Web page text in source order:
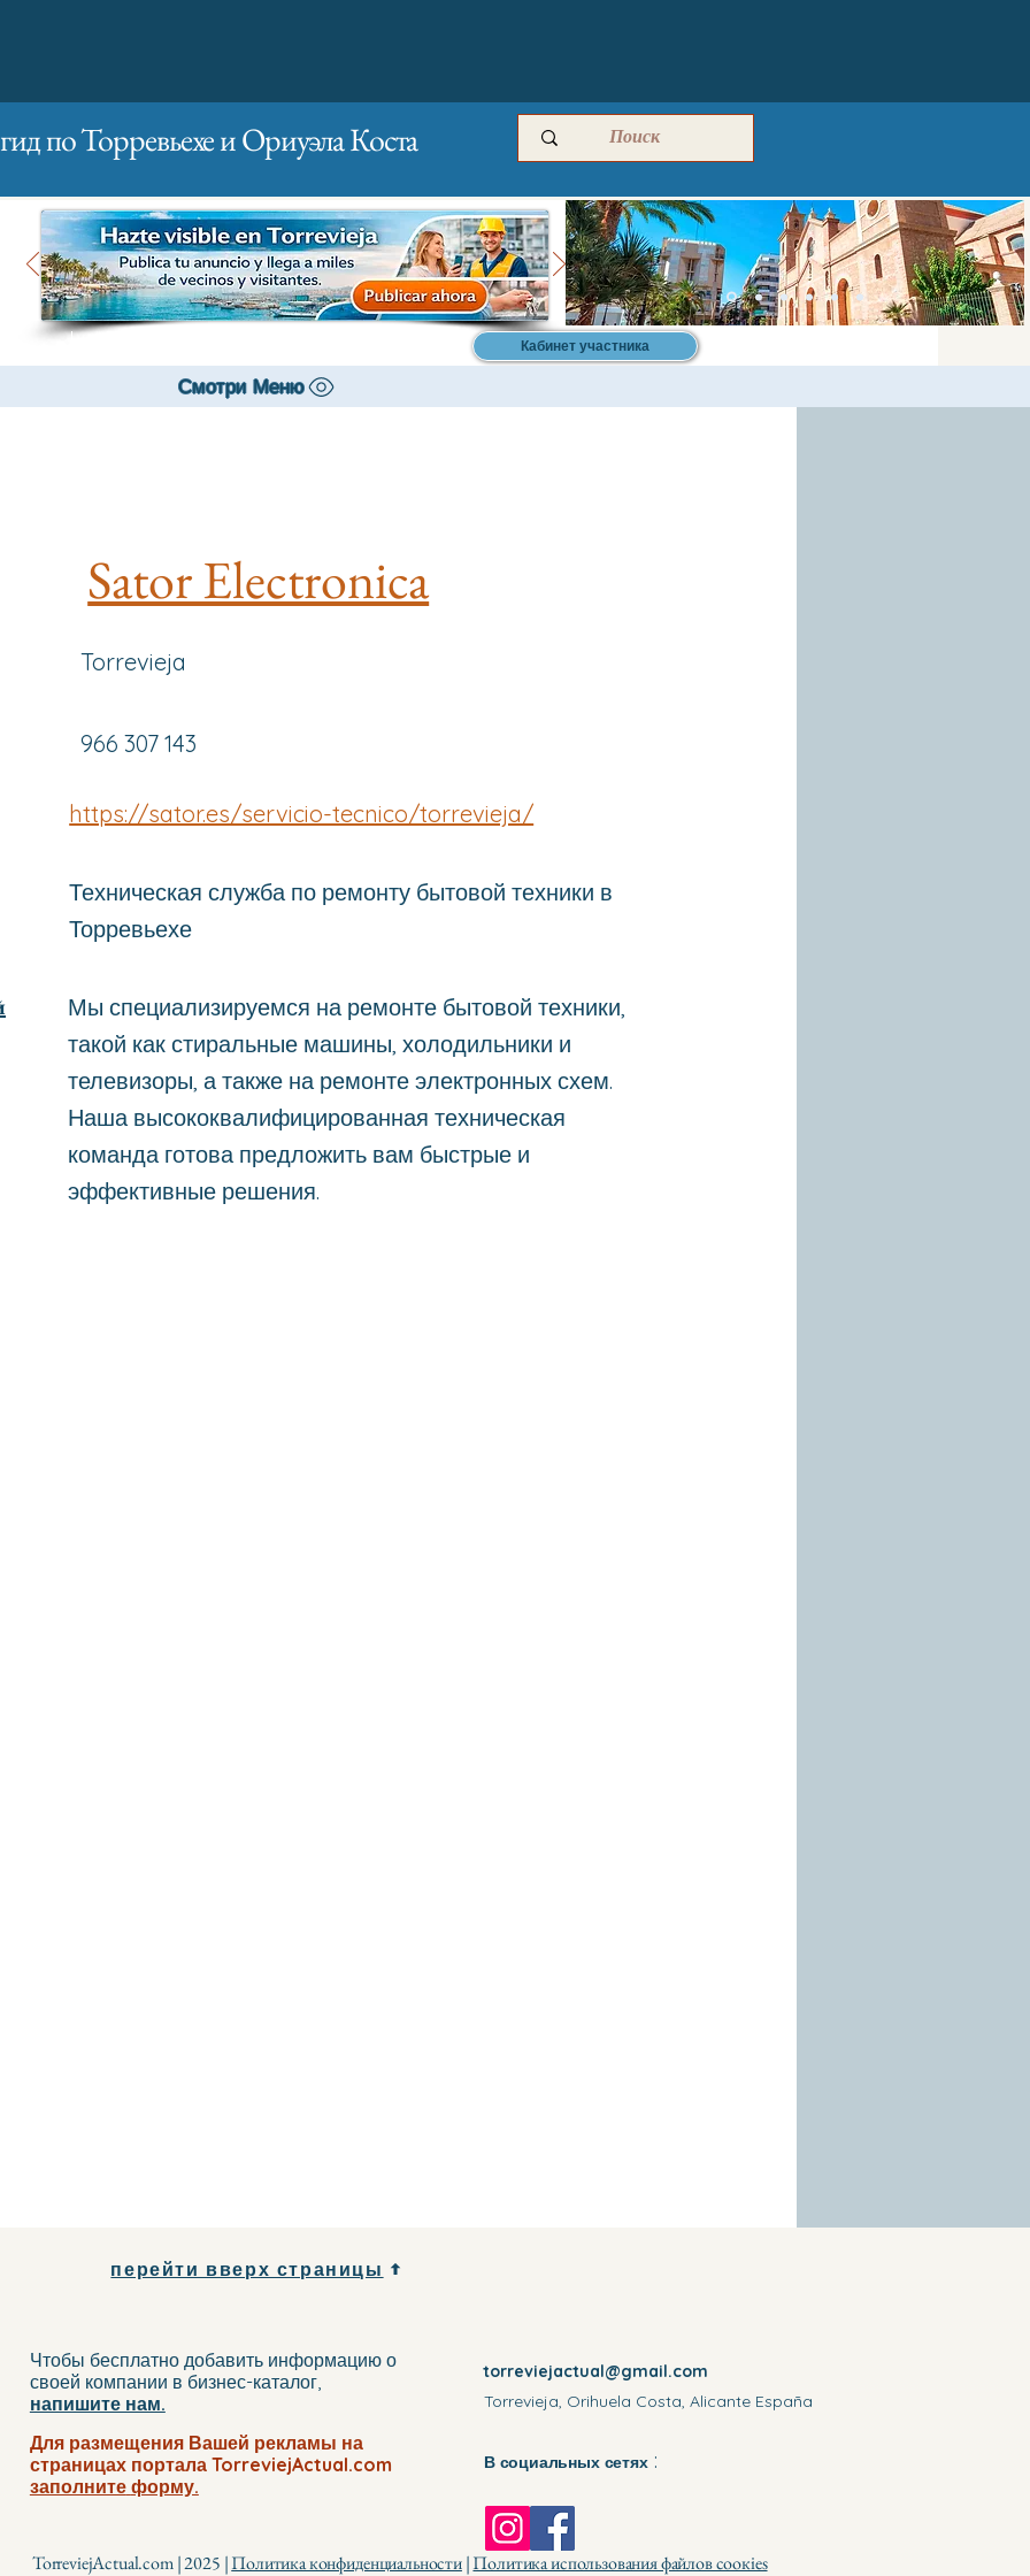
по Торревьехе и Ориуэла Коста
Кабинет участника
Смотри Меню
Sator Electronica
Torrevieja
966 307 143
https://sator.es/servicio-tecnico/torrevieja/
Техническая служба по ремонту бытовой техники в
Торревьехе
Мы специализируемся на ремонте бытовой техники,
такой как стиральные машины, холодильники и
телевизоры, а также на ремонте электронных схем.
Наша высококвалифицированная техническая
команда готова предложить вам быстрые и
эффективные решения.
перейти вверх страницы
Чтобы бесплатно добавить информацию о
своей компании в бизнес-каталог,
напишите нам.
Для размещения Вашей рекламы на
страницах портала TorreviejActual.com
заполните форму.
TorreviejActual.com | 2025 |Политика конфиденциальности|Политика использования файлов соокіеѕ
torreviejactual@gmail.com
Torrevieja, Orihuela Costa, Alicante España
В социальных сетях: